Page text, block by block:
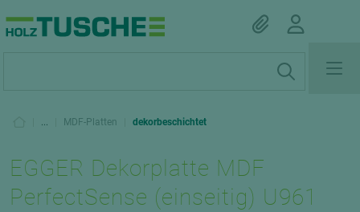
... MDF-Platten dekorbeschichtet
EGGER Dekorplatte MDF
PerfectSense (einseitig) U961